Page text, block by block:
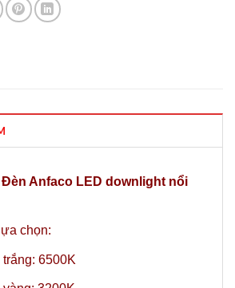
Đèn Anfaco LED downlight nổi
chọn:
6500K